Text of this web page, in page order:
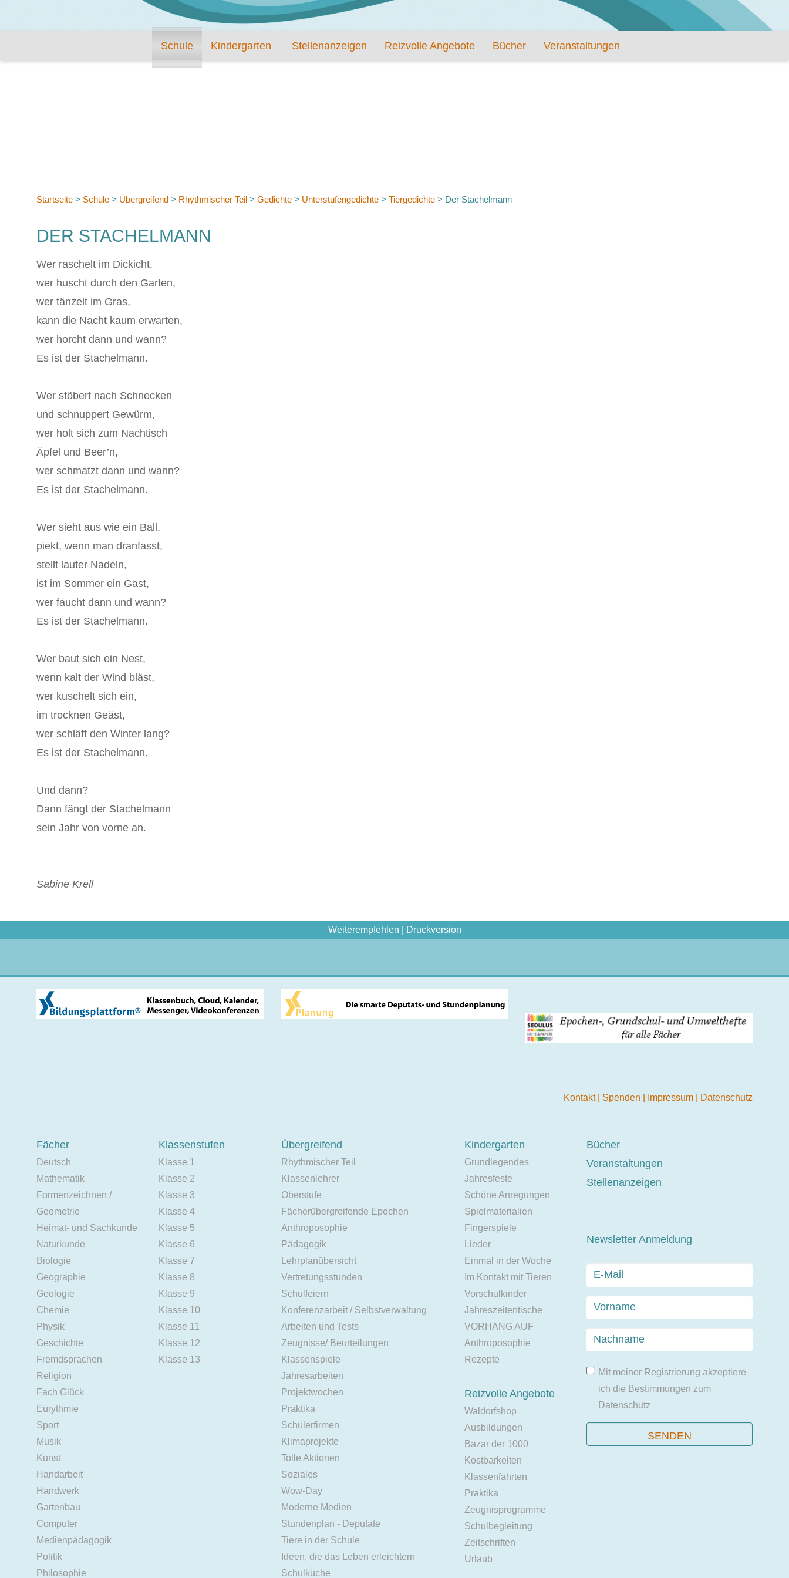
Schule Kindergarten Stellenanzeigen Reizvolle Angebote Bücher Veranstaltungen
Startseite > Schule > Übergreifend > Rhythmischer Teil > Gedichte > Unterstufengedichte > Tiergedichte > Der Stachelmann
DER STACHELMANN
Wer raschelt im Dickicht,
wer huscht durch den Garten,
wer tänzelt im Gras,
kann die Nacht kaum erwarten,
wer horcht dann und wann?
Es ist der Stachelmann.
Wer stöbert nach Schnecken
und schnuppert Gewürm,
wer holt sich zum Nachtisch
Äpfel und Beer’n,
wer schmatzt dann und wann?
Es ist der Stachelmann.
Wer sieht aus wie ein Ball,
piekt, wenn man dranfasst,
stellt lauter Nadeln,
ist im Sommer ein Gast,
wer faucht dann und wann?
Es ist der Stachelmann.
Wer baut sich ein Nest,
wenn kalt der Wind bläst,
wer kuschelt sich ein,
im trocknen Geäst,
wer schläft den Winter lang?
Es ist der Stachelmann.
Und dann?
Dann fängt der Stachelmann
sein Jahr von vorne an.
Sabine Krell
Weiterempfehlen Druckversion
Kontakt Spenden Impressum Datenschutz
Fächer
Deutsch
Mathematik
Formenzeichnen /
Geometrie
Heimat- und Sachkunde
Naturkunde
Biologie
Geographie
Geologie
Chemie
Physik
Geschichte
Fremdsprachen
Religion
Fach Glück
Eurythmie
Sport
Musik
Kunst
Handarbeit
Handwerk
Gartenbau
Computer
Medienpädagogik
Politik
Philosophie
Klassenstufen
Klasse 1
Klasse 2
Klasse 3
Klasse 4
Klasse 5
Klasse 6
Klasse 7
Klasse 8
Klasse 9
Klasse 10
Klasse 11
Klasse 12
Klasse 13
Übergreifend
Rhythmischer Teil
Klassenlehrer
Oberstufe
Fächerübergreifende Epochen
Anthroposophie
Pädagogik
Lehrplanübersicht
Vertretungsstunden
Schulfeiern
Konferenzarbeit / Selbstverwaltung
Arbeiten und Tests
Zeugnisse/ Beurteilungen
Klassenspiele
Jahresarbeiten
Projektwochen
Praktika
Schülerfirmen
Klimaprojekte
Tolle Aktionen
Soziales
Wow-Day
Moderne Medien
Stundenplan - Deputate
Tiere in der Schule
Ideen, die das Leben erleichtern
Schulküche
Kindergarten
Grundlegendes
Jahresfeste
Schöne Anregungen
Spielmaterialien
Fingerspiele
Lieder
Einmal in der Woche
Im Kontakt mit Tieren
Vorschulkinder
Jahreszeitentische
VORHANG AUF
Anthroposophie
Rezepte
Reizvolle Angebote
Waldorfshop
Ausbildungen
Bazar der 1000
Kostbarkeiten
Klassenfahrten
Praktika
Zeugnisprogramme
Schulbegleitung
Zeitschriften
Urlaub
Bücher
Veranstaltungen
Stellenanzeigen
Newsletter Anmeldung
Mit meiner Registrierung akzeptiere
ich die Bestimmungen zum
Datenschutz